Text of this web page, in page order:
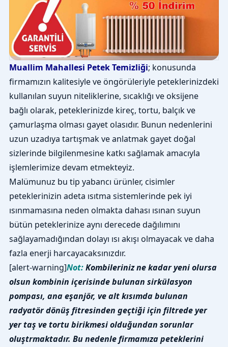
Muallim Mahallesi Petek Temizliği; konusunda
firmamızın kalitesiyle ve öngörüleriyle peteklerinizdeki
kullanılan suyun niteliklerine, sıcaklığı ve oksijene
bağlı olarak, peteklerinizde kireç, tortu, balçık ve
çamurlaşma olması gayet olasıdır. Bunun nedenlerini
uzun uzadıya tartışmak ve anlatmak gayet doğal
sizlerinde bilgilenmesine katkı sağlamak amacıyla
işlemlerimize devam etmekteyiz.
Malümunuz bu tip yabancı ürünler, cisimler
peteklerinizin adeta ısıtma sistemlerinde pek iyi
ısınmamasına neden olmakta dahası ısınan suyun
bütün peteklerinize aynı derecede dağılımını
sağlayamadığından dolayı ısı akışı olmayacak ve daha
fazla enerji harcayacaksınızdır.
[alert-warning]Not:Kombileriniz ne kadar yeni olursa
olsun kombinin içerisinde bulunan sirkülasyon
pompası, ana eşanjör, ve alt kısımda bulunan
radyatör dönüş fitresinden geçtiği için filtrede yer
yer taş ve tortu birikmesi olduğundan sorunlar
oluştrmaktadır. Bu nedenle firmamıza peteklerini